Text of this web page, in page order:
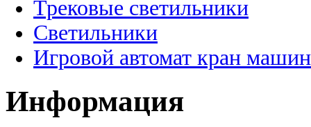
Трековые светильники
Светильники
Игровой автомат кран
Информация